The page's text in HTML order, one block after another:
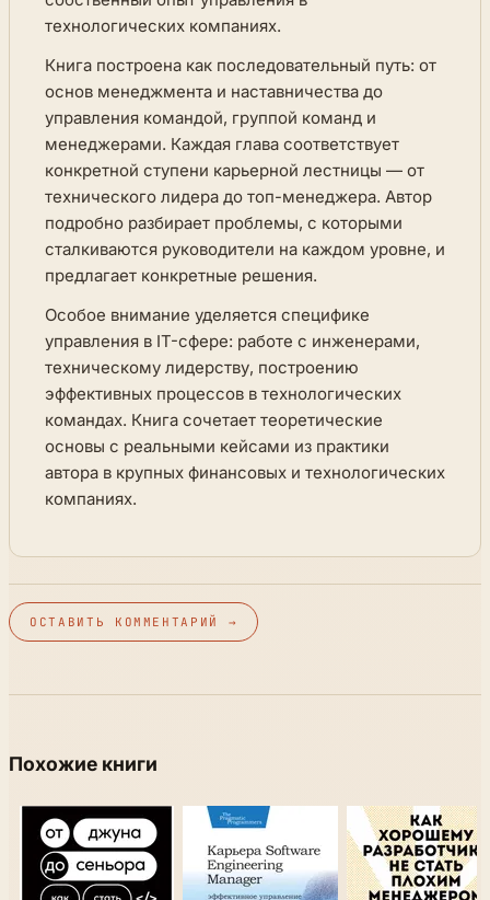
технологических компаниях.
Книга построена как последовательный путь: от
основ менеджмента и наставничества до
управления командой, группой команд и
менеджерами. Каждая глава соответствует
конкретной ступени карьерной лестницы — от
технического лидера до топ-менеджера. Автор
подробно разбирает проблемы, с которыми
сталкиваются руководители на каждом уровне, и
предлагает конкретные решения.
Особое внимание уделяется специфике
управления в IT-сфере: работе с инженерами,
техническому лидерству, построению
эффективных процессов в технологических
командах. Книга сочетает теоретические
основы с реальными кейсами из практики
автора в крупных финансовых и технологических
компаниях.
ОСТАВИТЬ КОММЕНТАРИЙ →
Похожие книги